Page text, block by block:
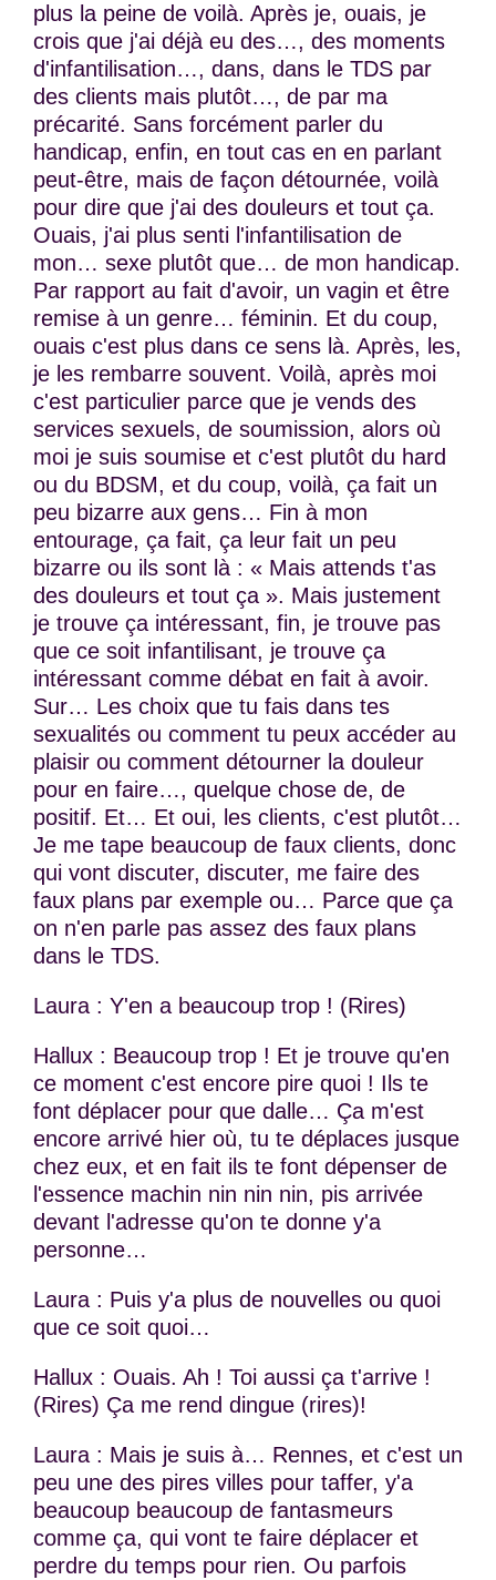
plus la peine de voilà. Après je, ouais, je
crois que j'ai déjà eu des…, des moments
d'infantilisation…, dans, dans le TDS par
des clients mais plutôt…, de par ma
précarité. Sans forcément parler du
handicap, enfin, en tout cas en en parlant
peut-être, mais de façon détournée, voilà
pour dire que j'ai des douleurs et tout ça.
Ouais, j'ai plus senti l'infantilisation de
mon… sexe plutôt que… de mon handicap.
Par rapport au fait d'avoir, un vagin et être
remise à un genre… féminin. Et du coup,
ouais c'est plus dans ce sens là. Après, les,
je les rembarre souvent. Voilà, après moi
c'est particulier parce que je vends des
services sexuels, de soumission, alors où
moi je suis soumise et c'est plutôt du hard
ou du BDSM, et du coup, voilà, ça fait un
peu bizarre aux gens… Fin à mon
entourage, ça fait, ça leur fait un peu
bizarre ou ils sont là : « Mais attends t'as
des douleurs et tout ça ». Mais justement
je trouve ça intéressant, fin, je trouve pas
que ce soit infantilisant, je trouve ça
intéressant comme débat en fait à avoir.
Sur… Les choix que tu fais dans tes
sexualités ou comment tu peux accéder au
plaisir ou comment détourner la douleur
pour en faire…, quelque chose de, de
positif. Et… Et oui, les clients, c'est plutôt…
Je me tape beaucoup de faux clients, donc
qui vont discuter, discuter, me faire des
faux plans par exemple ou… Parce que ça
on n'en parle pas assez des faux plans
dans le TDS.
Laura : Y'en a beaucoup trop ! (Rires)
Hallux : Beaucoup trop ! Et je trouve qu'en
ce moment c'est encore pire quoi ! Ils te
font déplacer pour que dalle… Ça m'est
encore arrivé hier où, tu te déplaces jusque
chez eux, et en fait ils te font dépenser de
l'essence machin nin nin nin, pis arrivée
devant l'adresse qu'on te donne y'a
personne…
Laura : Puis y'a plus de nouvelles ou quoi
que ce soit quoi…
Hallux : Ouais. Ah ! Toi aussi ça t'arrive !
(Rires) Ça me rend dingue (rires)!
Laura : Mais je suis à… Rennes, et c'est un
peu une des pires villes pour taffer, y'a
beaucoup beaucoup de fantasmeurs
comme ça, qui vont te faire déplacer et
perdre du temps pour rien. Ou parfois